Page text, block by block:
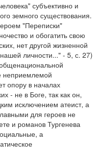
субъективно и
земного существования.
"Переписки"
и обогатить свою
нет другой жизненной
личности..." - 5, с. 27)
неприемлемой
опору в началах
- не в Боге, так как он,
исключением атеист, а
для героев не
и романов Тургенева
а